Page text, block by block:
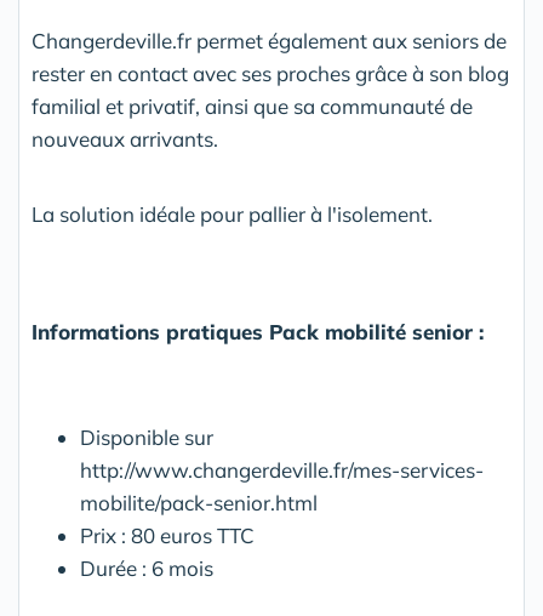
Changerdeville.fr permet également aux seniors de
rester en contact avec ses proches grâce à son blog
familial et privatif, ainsi que sa communauté de
nouveaux arrivants.
La solution idéale pour pallier à l'isolement.
Informations pratiques Pack mobilité senior :
Disponible sur
http://www.changerdeville.fr/mes-services-
mobilite/pack-senior.html
Prix : 80 euros TTC
Durée : 6 mois